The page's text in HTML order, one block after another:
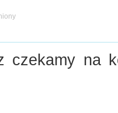
czekamy na